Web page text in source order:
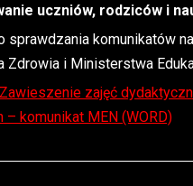
uczniów, rodziców i
sprawdzania komunikatów
Zdrowia i Ministerstwa
zajęć
– komunikat MEN (WORD)